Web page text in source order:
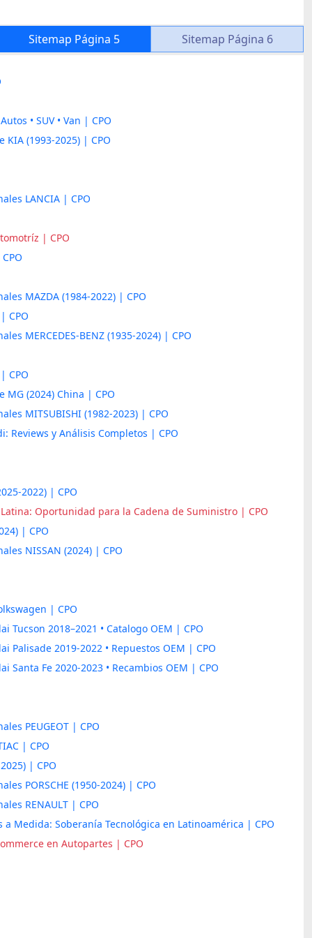
Sitemap Página 5 Sitemap Página 6
• SUV • Van | CPO
KIA (1993-2025) | CPO
LANCIA | CPO
| CPO
MAZDA (1984-2022) | CPO
CPO
MERCEDES-BENZ (1935-2024) | CPO
CPO
MG (2024) China | CPO
MITSUBISHI (1982-2023) | CPO
Reviews y Análisis Completos | CPO
2022) | CPO
Oportunidad para la Cadena de Suministro | CPO
| CPO
NISSAN (2024) | CPO
| CPO
Tucson 2018–2021 • Catalogo OEM | CPO
Palisade 2019-2022 • Repuestos OEM | CPO
Santa Fe 2020-2023 • Recambios OEM | CPO
PEUGEOT | CPO
| CPO
| CPO
PORSCHE (1950-2024) | CPO
RENAULT | CPO
a Medida: Soberanía Tecnológica en Latinoamérica | CPO
en Autopartes | CPO